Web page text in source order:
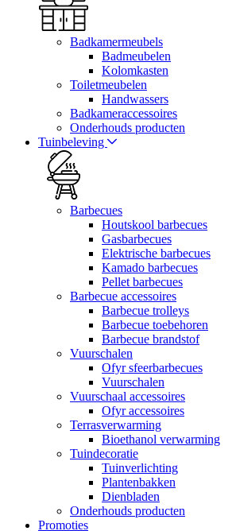
Badkamermeubels
Badmeubelen
Kolomkasten
Toiletmeubelen
Handwassers
Badkameraccessoires
Onderhouds producten
Tuinbeleving
Barbecues
Houtskool barbecues
Gasbarbecues
Elektrische barbecues
Kamado barbecues
Pellet barbecues
Barbecue accessoires
Barbecue trolleys
Barbecue toebehoren
Barbecue brandstof
Vuurschalen
Ofyr sfeerbarbecues
Vuurschalen
Vuurschaal accessoires
Ofyr accessoires
Terrasverwarming
Bioethanol verwarming
Tuindecoratie
Tuinverlichting
Plantenbakken
Dienbladen
Onderhouds producten
Promoties